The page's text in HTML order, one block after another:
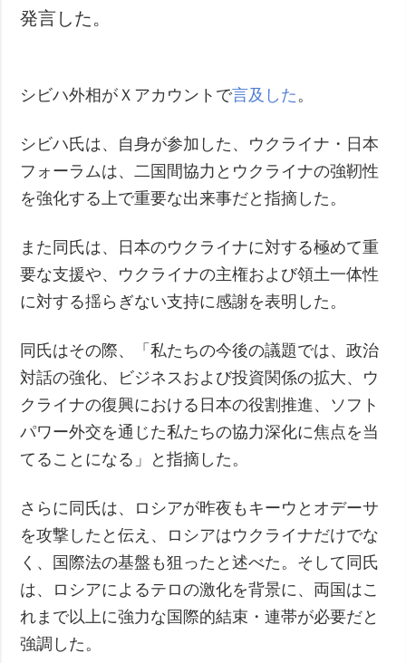
動画
発言した。
シビハ外相がＸアカウントで言及した 。
シビハ氏は、自身が参加した、ウクライナ・日本
フォーラムは、二国間協力とウクライナの強靭性
を強化する上で重要な出来事だと指摘した。
また同氏は、日本のウクライナに対する極めて重
要な支援や、ウクライナの主権および領土一体性
に対する揺らぎない支持に感謝を表明した。
同氏はその際、「私たちの今後の議題では、政治
対話の強化、ビジネスおよび投資関係の拡大、ウ
クライナの復興における日本の役割推進、ソフト
パワー外交を通じた私たちの協力深化に焦点を当
てることになる」と指摘した。
さらに同氏は、ロシアが昨夜もキーウとオデーサ
を攻撃したと伝え、ロシアはウクライナだけでな
く、国際法の基盤も狙ったと述べた。そして同氏
は、ロシアによるテロの激化を背景に、両国はこ
れまで以上に強力な国際的結束・連帯が必要だと
強調した。